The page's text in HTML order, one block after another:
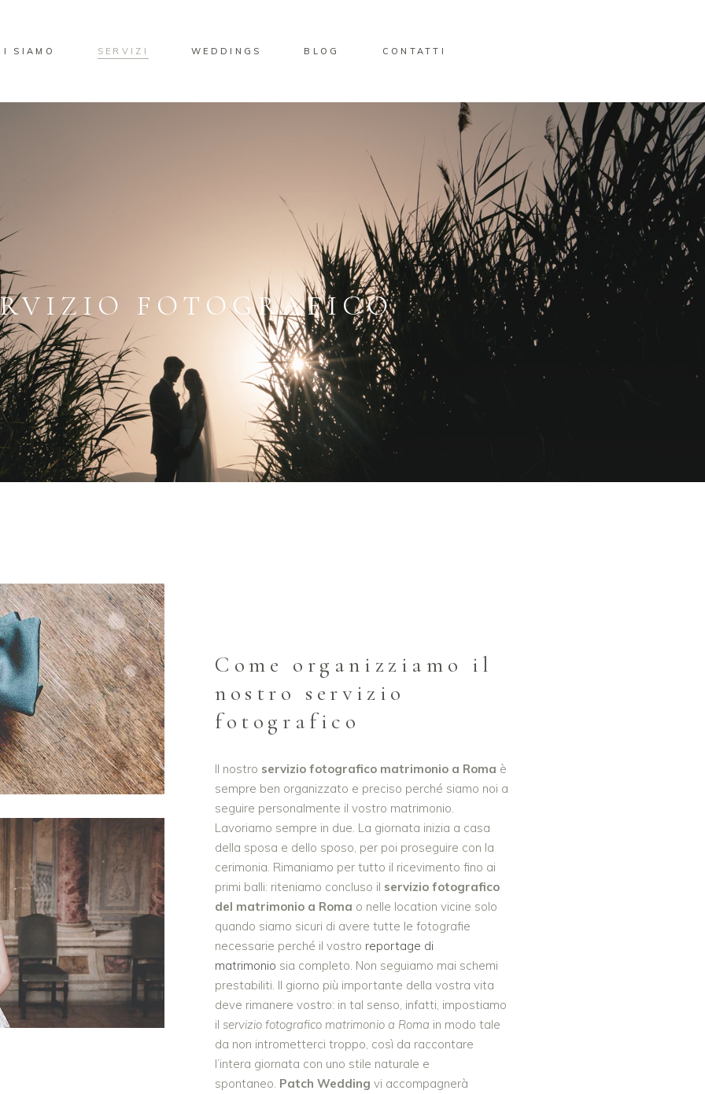
SIAMO SERVIZI WEDDINGS BLOG CONTATTI
FOTOGRAFICO
Come organizziamo il
nostro servizio
fotografico
Il nostro servizio fotografico matrimonio a Roma è
sempre ben organizzato e preciso perché siamo noi a
seguire personalmente il vostro matrimonio.
Lavoriamo sempre in due. La giornata inizia a casa
della sposa e dello sposo, per poi proseguire con la
cerimonia. Rimaniamo per tutto il ricevimento fino ai
primi balli: riteniamo concluso il servizio fotografico
del matrimonio a Roma o nelle location vicine solo
quando siamo sicuri di avere tutte le fotografie
necessarie perché il vostro reportage di
matrimonio sia completo. Non seguiamo mai schemi
prestabiliti. Il giorno più importante della vostra vita
deve rimanere vostro: in tal senso, infatti, impostiamo
il servizio fotografico matrimonio a Roma in modo tale
da non intrometterci troppo, così da raccontare
l’intera giornata con uno stile naturale e
spontaneo. Patch Wedding vi accompagnerà